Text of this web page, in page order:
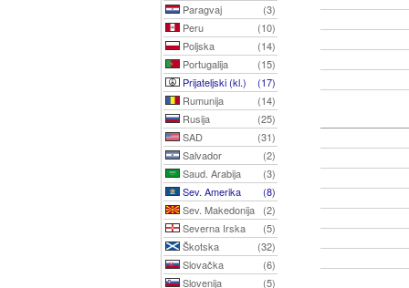
Paragvaj
(3)
Peru
(10)
Poljska
(14)
Portugalija
(15)
Prijateljski (kl.)
(17)
Rumunija
(14)
Rusija
(25)
SAD
(31)
Salvador
(2)
Saud. Arabija
(3)
Sev. Amerika
(8)
Sev. Makedonija
(2)
Severna Irska
(5)
Škotska
(32)
Slovačka
(6)
Slovenija
(5)